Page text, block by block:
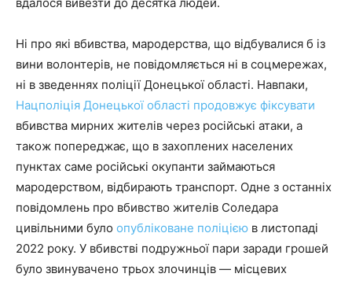
Ні про які вбивства, мародерства, що відбувалися б із
вини волонтерів, не повідомляється ні в соцмережах,
ні в зведеннях поліції Донецької області. Навпаки,
Нацполіція Донецької області продовжує фіксувати
вбивства мирних жителів через російські атаки, а
також попереджає, що в захоплених населених
пунктах саме російські окупанти займаються
мародерством, відбирають транспорт. Одне з останніх
повідомлень про вбивство жителів Соледара
цивільними було опубліковане поліцією в листопаді
2022 року. У вбивстві подружньої пари заради грошей
було звинувачено трьох злочинців — місцевих